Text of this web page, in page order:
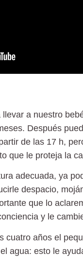
a nuestro
Después
de las 17 h,
que le proteja la
adecuada, ya
despacio,
que lo
y le
cuatro años el
agua: esto le